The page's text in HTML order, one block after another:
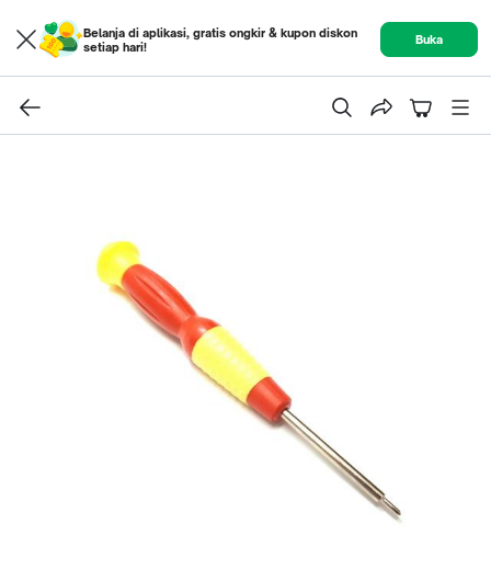
Belanja di aplikasi, gratis ongkir & kupon diskon
setiap hari!
Buka